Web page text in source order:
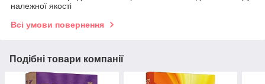
належної якості
Всі умови повернення
Подібні товари компанії